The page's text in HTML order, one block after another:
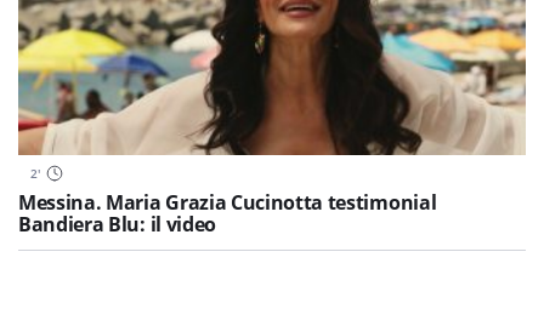
2'
Messina. Maria Grazia Cucinotta testimonial
Bandiera Blu: il video